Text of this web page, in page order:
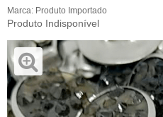
Marca: Produto Importado
Produto Indisponível